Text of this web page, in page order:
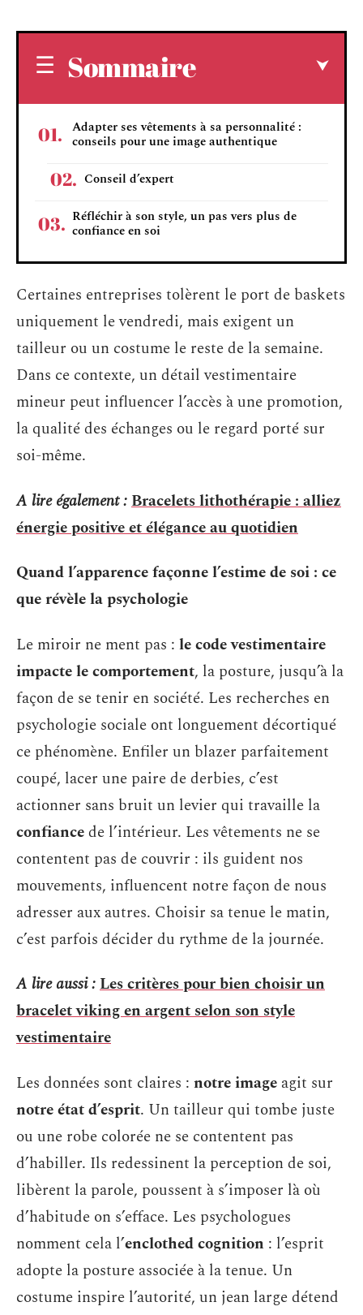
Sommaire
Adapter ses vêtements à sa personnalité :
conseils pour une image authentique
Conseil d’expert
Réfléchir à son style, un pas vers plus de
confiance en soi
Certaines entreprises tolèrent le port de baskets
uniquement le vendredi, mais exigent un
tailleur ou un costume le reste de la semaine.
Dans ce contexte, un détail vestimentaire
mineur peut influencer l’accès à une promotion,
la qualité des échanges ou le regard porté sur
soi-même.
A lire également :Bracelets lithothérapie : alliez
énergie positive et élégance au quotidien
Quand l’apparence façonne l’estime de soi : ce
que révèle la psychologie
Le miroir ne ment pas : le code vestimentaire
impacte le comportement, la posture, jusqu’à la
façon de se tenir en société. Les recherches en
psychologie sociale ont longuement décortiqué
ce phénomène. Enfiler un blazer parfaitement
coupé, lacer une paire de derbies, c’est
actionner sans bruit un levier qui travaille la
confiancede l’intérieur. Les vêtements ne se
contentent pas de couvrir : ils guident nos
mouvements, influencent notre façon de nous
adresser aux autres. Choisir sa tenue le matin,
c’est parfois décider du rythme de la journée.
A lire aussi :Les critères pour bien choisir un
bracelet viking en argent selon son style
vestimentaire
Les données sont claires : notre image agit sur
notre état d’esprit. Un tailleur qui tombe juste
ou une robe colorée ne se contentent pas
d’habiller. Ils redessinent la perception de soi,
libèrent la parole, poussent à s’imposer là où
d’habitude on s’efface. Les psychologues
nomment cela l’enclothed cognition : l’esprit
adopte la posture associée à la tenue. Un
costume inspire l’autorité, un jean large détend